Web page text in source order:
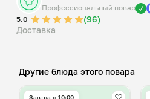
Профессиональный повар
5.0
(96)
Доставка
Другие блюда этого повара
Завтра c 10:00